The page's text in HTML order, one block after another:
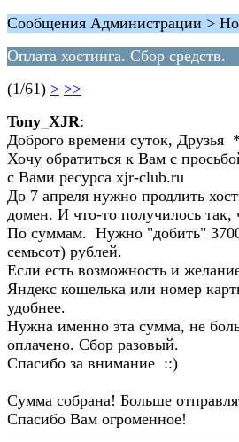
Сообщения Администрации >
Оплата хостинга. Сбор средств.
(1/61) > >>
Tony_XJR:
Доброго времени суток, Друзья
Хочу обратиться к Вам с
с Вами ресурса xjr-club.ru
До 7 апреля нужно продлить
домен. И что-то получилось
По суммам. Нужно "добить"
семьсот) рублей.
Если есть возможность и
Яндекс кошелька или номер
удобнее.
Нужна именно эта сумма, не
оплачено. Сбор разовый.
Спасибо за внимание ::)
Сумма собрана! Больше
Спасибо Вам огроменное!